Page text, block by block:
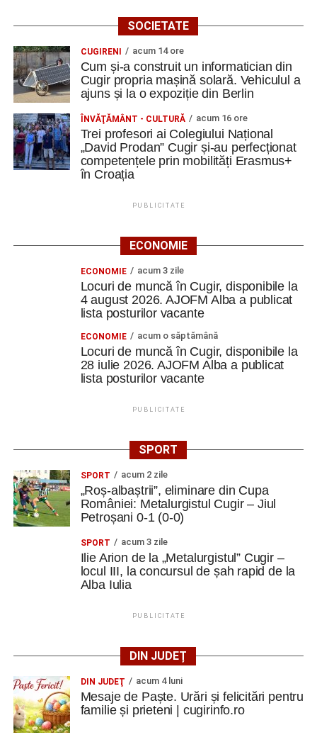
SOCIETATE
CUGIRENI acum 14 ore
Cum și-a construit un informatician din
Cugir propria mașină solară. Vehiculul a
ajuns și la o expoziție din Berlin
ÎNVĂŢĂMÂNT - CULTURĂ acum 16 ore
Trei profesori ai Colegiului Național
„David Prodan” Cugir și-au perfecționat
competențele prin mobilități Erasmus+
în Croația
PUBLICITATE
ECONOMIE
ECONOMIE acum 3 zile
Locuri de muncă în Cugir, disponibile la
4 august 2026. AJOFM Alba a publicat
lista posturilor vacante
ECONOMIE acum o săptămână
Locuri de muncă în Cugir, disponibile la
28 iulie 2026. AJOFM Alba a publicat
lista posturilor vacante
PUBLICITATE
SPORT
SPORT acum 2 zile
„Roș-albaștrii”, eliminare din Cupa
României: Metalurgistul Cugir – Jiul
Petroșani 0-1 (0-0)
SPORT acum 3 zile
Ilie Arion de la „Metalurgistul” Cugir –
locul III, la concursul de șah rapid de la
Alba Iulia
PUBLICITATE
DIN JUDEȚ
DIN JUDEŢ acum 4 luni
Mesaje de Paște. Urări și felicitări pentru
familie și prieteni | cugirinfo.ro